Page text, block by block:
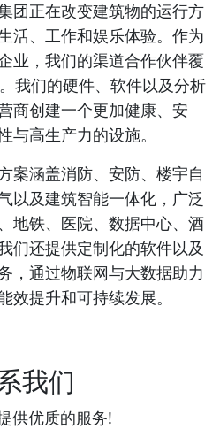
团正在改变建筑物的运行方
活、工作和娱乐体验。作为
业，我们的渠道合作伙伴覆
我们的硬件、软件以及分析
商创建一个更加健康、安
与高生产力的设施。
案涵盖消防、安防、楼宇自
以及建筑智能一体化，广泛
地铁、医院、数据中心、酒
们还提供定制化的软件以及
，通过物联网与大数据助力
效提升和可持续发展。
我们
供优质的服务!